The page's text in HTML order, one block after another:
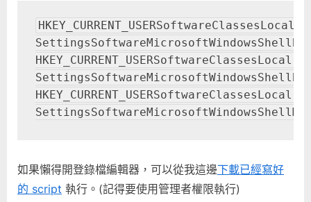
HKEY_CURRENT_USERSoftwareClassesLocal
HKEY_CURRENT_USERSoftwareClassesLocal
HKEY_CURRENT_USERSoftwareClassesLocal
如果懶得開登錄檔編輯器，可以從我這邊下載已經寫好
的 script 執行。(記得要使用管理者權限執行)